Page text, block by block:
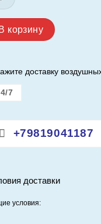
В корзину
доставку
7
+79819041187
доставки
условия: